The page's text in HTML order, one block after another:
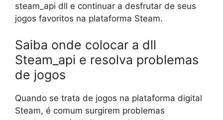
steam_api dll e continuar a desfrutar de seus
jogos favoritos na plataforma Steam.
Saiba onde colocar a dll
Steam_api e resolva problemas
de jogos
Quando se trata de jogos na plataforma digital
Steam, é comum surgirem problemas